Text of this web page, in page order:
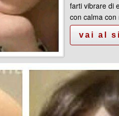
farti vibrare di
con calma